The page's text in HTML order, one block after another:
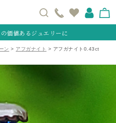
価値あるジュエリーに
ン アフガナイト アフガナイト0.43ct